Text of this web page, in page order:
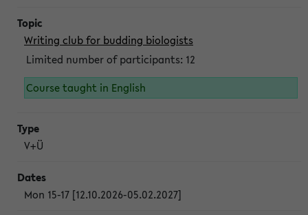
Writing club for budding biologists
Limited number of participants: 12
Course taught in English
V+Ü
Mon 15-17 [12.10.2026-05.02.2027]